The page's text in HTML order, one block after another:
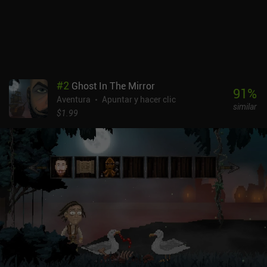
el final, y otra mitad dejará de jugar enseguida. Si usted pertenece
a la primera, asegúrese de comprobarlo.
#2 Ghost In The Mirror
Aventura
Apuntar y hacer clic
$1.99
91%
similar